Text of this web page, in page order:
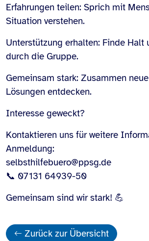
Erfahrungen teilen: Sprich mit
Situation verstehen.
Unterstützung erhalten: Finde Halt
durch die Gruppe.
Gemeinsam stark: Zusammen
Lösungen entdecken.
Interesse geweckt?
Kontaktieren uns für weitere
Anmeldung:
selbsthilfebuero@ppsg.de
📞 07131 64939-50
Gemeinsam sind wir stark! 💪
Zurück zur Übersicht